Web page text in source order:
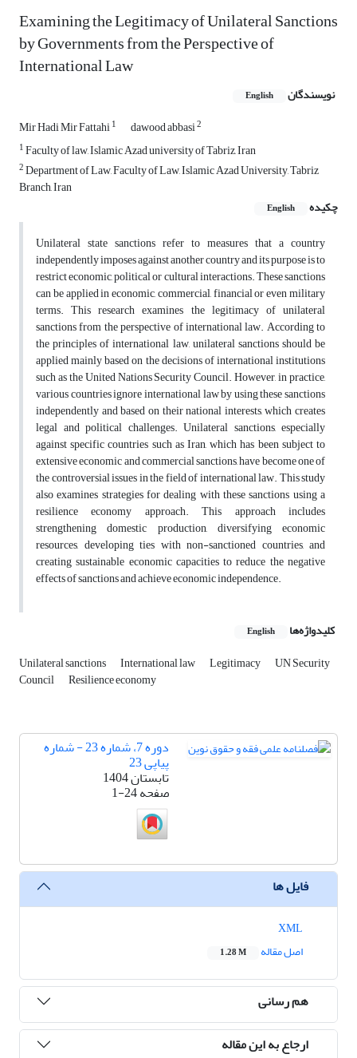
Examining the Legitimacy of Unilateral Sanctions
by Governments from the Perspective of
International Law
نویسندگان English
Mir Hadi Mir Fattahi1 dawood abbasi2
1Faculty of law, Islamic Azad university of Tabriz, Iran
2Department of Law, Faculty of Law, Islamic Azad University, Tabriz
Branch, Iran
چکیده
English
Unilateral state sanctions refer to measures that a country
independently imposes against another country and its purpose is to
restrict economic, political or cultural interactions. These sanctions
can be applied in economic, commercial, financial or even military
terms. This research examines the legitimacy of unilateral
sanctions from the perspective of international law. According to
the principles of international law, unilateral sanctions should be
applied mainly based on the decisions of international institutions
such as the United Nations Security Council. However, in practice,
various countries ignore international law by using these sanctions
independently and based on their national interests, which creates
legal and political challenges. Unilateral sanctions, especially
against specific countries such as Iran, which has been subject to
extensive economic and commercial sanctions, have become one of
the controversial issues in the field of international law. This study
also examines strategies for dealing with these sanctions using a
resilience economy approach. This approach includes
strengthening domestic production, diversifying economic
resources, developing ties with non-sanctioned countries, and
creating sustainable economic capacities to reduce the negative
effects of sanctions and achieve economic independence.
کلیدواژه‌ها English
Unilateral sanctions International law Legitimacy UN Security
Council Resilience economy
دوره 7، شماره 23 - شماره
پیاپی 23
تابستان 1404
صفحه1-24
فایل ها
اصل مقاله
1.28 M
هم رسانی
ارجاع به این مقاله